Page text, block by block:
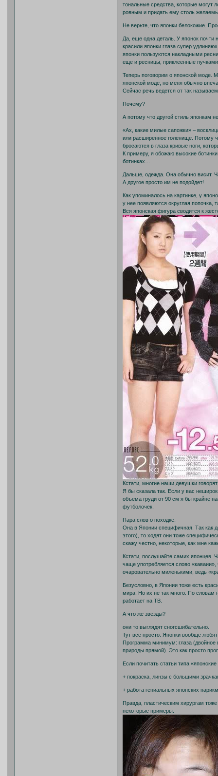
тональные средства, которые могут
ровным и придать ему столь
Не верьте, что японки белокожие.
Да, еще одна деталь. У японок почти
красили японки глаза супер
японки пользуются накладными
еще и ресницы, приклеенные
Теперь поговорим о японской моде.
японской моде, но меня обычно
Сейчас речь ведется от так
Почему?
А потому что другой стиль японкам
«Ах, какие милые сапожки» –
или расширенное голенище. Потому
бросаются в глаза кривые ноги,
К примеру, я обожаю высокие
ботинках…
Дальше, одежда. Она обычно висит.
А другое просто им не подойдет!
Как упоминалось на картинке, у
у нее появляются округлая
Вся японская фигура сводится к
Кстати, многие наши девушки
Я бы сказала так. Если у вас
объема груди от 90 см я бы крайне
футболочек.
Пара слов о походке.
Она в Японии специфичная. Так как
этого), то ходят они тоже
скажу честно, некоторые, как мне
Кстати, послушайте самих японцев.
чаще употребляется слово
очаровательно миленькими, ведь
Безусловно, в Японии тоже есть
мира. Но их не так много. По словам
работает на ТВ.
А что же звезды?
они то выглядят сногсшибательно.
Тут все просто. Японки вообще
Программа минимум: глаза (двойное
природы прямой). Это как просто
Если почитать статьи типа
+ покраска, линзы с большими
+ работа гениальных японских
Правда, пластическим хирургам
некоторые примеры.